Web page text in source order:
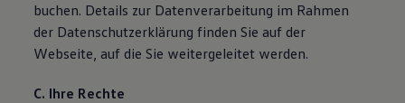
buchen. Details zur Datenverarbeitung im Rahmen
der Datenschutzerklärung finden Sie auf der
Webseite, auf die Sie weitergeleitet werden.
C. Ihre Rechte